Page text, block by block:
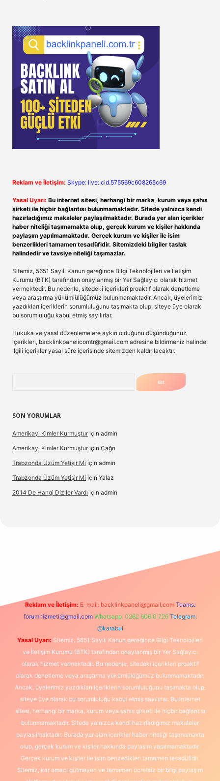
Reklam ve İletişim: Skype: live:.cid.575569c608265c69
Yasal Uyarı: Bu internet sitesi, herhangi bir marka, kurum veya şahıs
şirketi ile hiçbir bağlantısı bulunmamaktadır. Sitede yalnızca kendi
hazırladığımız makaleler paylaşılmaktadır. Burada yer alan içerikler
haber niteliği taşımamakta olup, gerçek kurum ve kişiler hakkında
paylaşım yapılmamaktadır. Gerçek kurum ve kişiler ile isim
benzerlikleri tamamen tesadüfidir. Sitemizdeki bilgiler taslak
halindedir ve tavsiye niteliği taşımazlar.
Sitemiz, 5651 Sayılı Kanun gereğince Bilgi Teknolojileri ve İletişim
Kurumu (BTK) tarafından onaylanmış bir Yer Sağlayıcı olarak hizmet
vermektedir. Bu nedenle, sitedeki içerikleri proaktif olarak denetleme
veya araştırma yükümlülüğümüz bulunmamaktadır. Ancak, üyelerimiz
yazdıkları içeriklerin sorumluluğunu taşımakta olup, siteye üye olarak
bu sorumluluğu kabul etmiş sayılırlar.
Hukuka ve yasal düzenlemelere aykırı olduğunu düşündüğünüz
içerikleri, backlinkpanelicomtr@gmail.com adresine bildirmeniz halinde,
ilgili içerikler yasal süre içerisinde sitemizden kaldırılacaktır.
SON YORUMLAR
Amerikayı Kimler Kurmuştur için admin
Amerikayı Kimler Kurmuştur için Çağrı
Trabzonda Üzüm Yetişir Mi için admin
Trabzonda Üzüm Yetişir Mi için Yalaz
2014 De Hangi Diziler Vardı için admin
Reklam ve İletişim: E-mail: backlinkpaneli@gmail.com Teams:
forumhizmeti@gmail.com Whatsapp: 0262 606 0 726 Telegram:
@karabul
Yasal Uyarı: Sitemiz, 5651 Sayılı Kanun gereğince Bilgi Teknolojileri
ve İletişim Kurumu (BTK) tarafından onaylanmış bir Yer Sağlayıcı
olarak hizmet vermektedir. Bu nedenle, sitedeki içerikleri proaktif
olarak denetleme veya araştırma yükümlülüğümüz bulunmamaktadır.
Ancak, üyelerimiz yazdıkları içeriklerin sorumluluğunu taşımakta olup,
siteye üye olarak bu sorumluluğu kabul etmiş sayılırlar. Bu internet
sitesi, herhangi bir marka, kurum veya şahıs şirketi ile hiçbir bağlantısı
bulunmamaktadır. Sitede yalnızca kendi hazırladığımız makaleler
paylaşılmaktadır. Burada yer alan içerikler haber niteliği taşımamakta
olup, gerçek kurum ve kişiler hakkında paylaşım yapılmamaktadır.
Gerçek kurum ve kişiler ile isim benzerlikleri tamamen tesadüfidir.
Sitemiz, kar amacı gütmeyen ve tamamen ücretsiz bir bilgi paylaşım